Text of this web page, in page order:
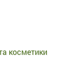
косметики